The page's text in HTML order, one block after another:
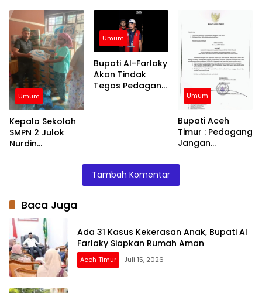
Aman
Kabupaten
Aceh Jangkau
Wilayah
Terpencil dan
Pengungsian
Umum
Kepala Sekolah
SMPN 2 Julok
Nurdin
Umum
Bupati Al-Farlaky
Akan Tindak
Tegas Pedagang
Umum
Bupati Aceh
Timur : Pedagang
Jangan
Barang
Tambah Komentar
Baca Juga
Ada 31 Kasus Kekerasan Anak, Bupati Al
Farlaky Siapkan Rumah Aman
Aceh Timur Juli 15, 2026